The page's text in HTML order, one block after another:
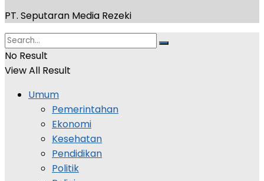
PT. Seputaran Media Rezeki
No Result
View All Result
Umum
Pemerintahan
Ekonomi
Kesehatan
Pendidikan
Politik